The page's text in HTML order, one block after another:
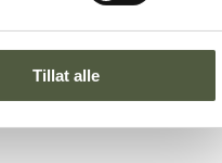
Tillat alle